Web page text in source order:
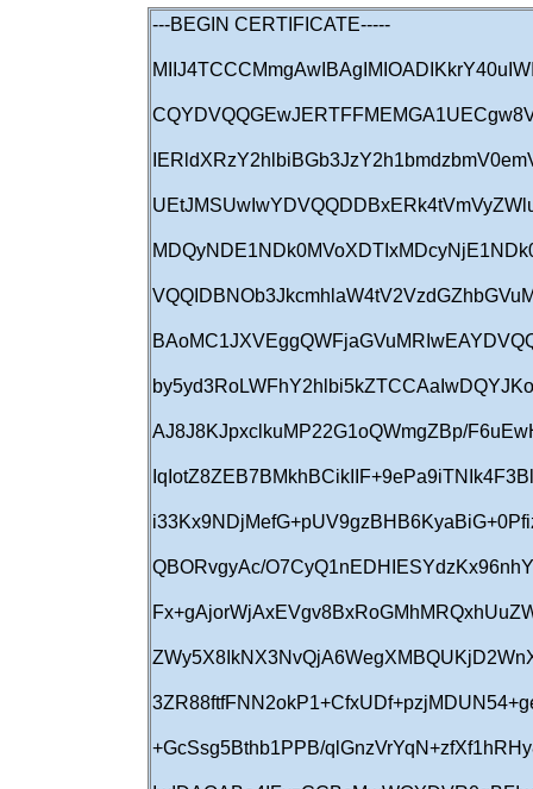
---BEGIN CERTIFICATE-----
AJ8J8KJpxclkuMP22G1oQWmgZBp/
QBORvgyAc/
+GcSsg5Bthb1PPB/